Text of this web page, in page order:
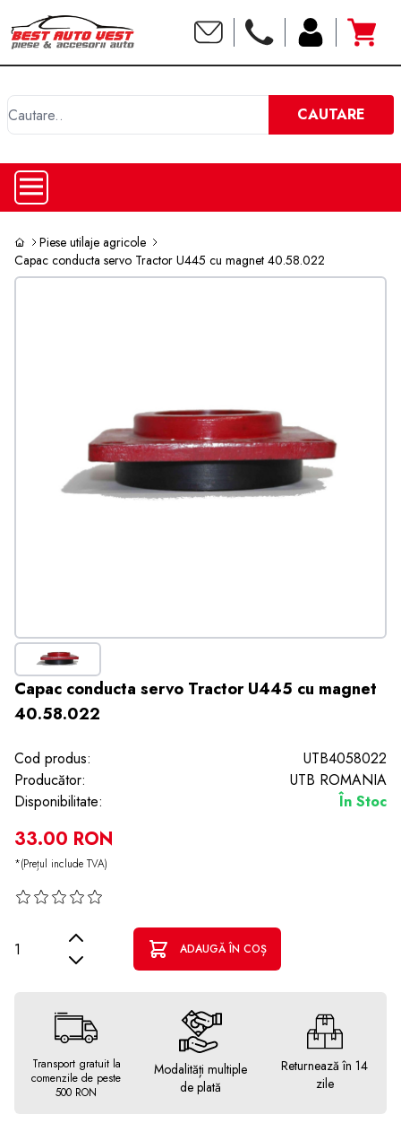
CAUTARE
Piese utilaje agricole
Capac conducta servo Tractor U445 cu magnet 40.58.022
Capac conducta servo Tractor U445 cu magnet
40.58.022
Cod produs:
UTB4058022
Producător:
UTB ROMANIA
Disponibilitate:
În Stoc
33.00 RON
*(Prețul include TVA)
ADAUGĂ ÎN COȘ
Transport gratuit la
comenzile de peste
500 RON
Modalități multiple
de plată
Returnează în 14
zile